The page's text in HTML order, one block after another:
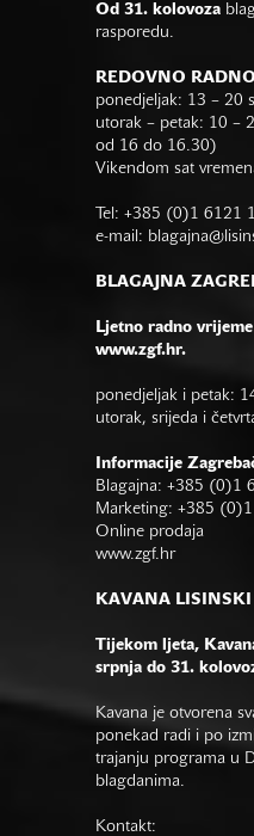
Od 31. kolovoza
rasporedu.
REDOVNO
ponedjeljak: 13 – 20
utorak – petak: 10 –
od 16 do 16.30)
Vikendom sat
Tel: +385 (0)1 6121
e-mail:
BLAGAJNA
Ljetno radno
www.zgf.hr.
ponedjeljak i petak:
utorak, srijeda i
Informacije
Blagajna: +385 (0)1
Marketing: +385
Online prodaja
www.zgf.hr
KAVANA LISINSKI
Tijekom ljeta,
srpnja do 31.
Kavana je otvorena
ponekad radi i po
trajanju programa u
blagdanima.
Kontakt: